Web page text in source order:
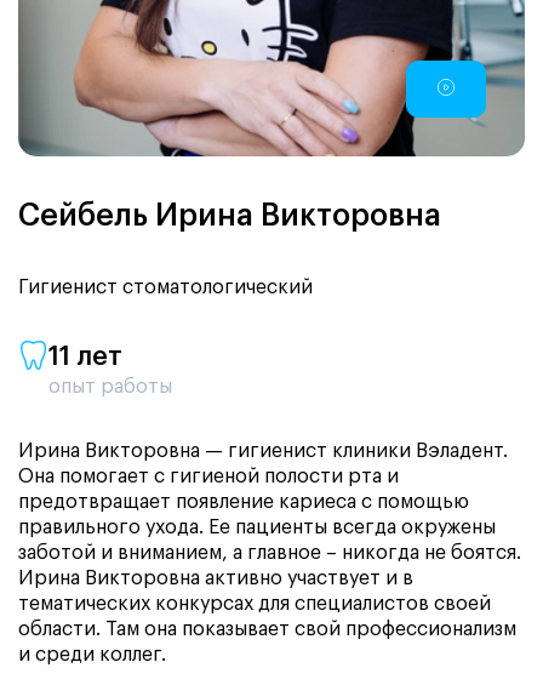
Сейбель Ирина Викторовна
Гигиенист стоматологический
11 лет
опыт работы
Ирина Викторовна — гигиенист клиники Вэладент.
Она помогает с гигиеной полости рта и
предотвращает появление кариеса с помощью
правильного ухода. Ее пациенты всегда окружены
заботой и вниманием, а главное – никогда не боятся.
Ирина Викторовна активно участвует и в
тематических конкурсах для специалистов своей
области. Там она показывает свой профессионализм
и среди коллег.